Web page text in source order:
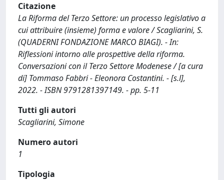
Citazione
La Riforma del Terzo Settore: un processo legislativo a
cui attribuire (insieme) forma e valore / Scagliarini, S.
(QUADERNI FONDAZIONE MARCO BIAGI). - In:
Riflessioni intorno alle prospettive della riforma.
Conversazioni con il Terzo Settore Modenese / [a cura
di] Tommaso Fabbri - Eleonora Costantini. - [s.l],
2022. - ISBN 9791281397149. - pp. 5-11
Tutti gli autori
Scagliarini, Simone
Numero autori
1
Tipologia